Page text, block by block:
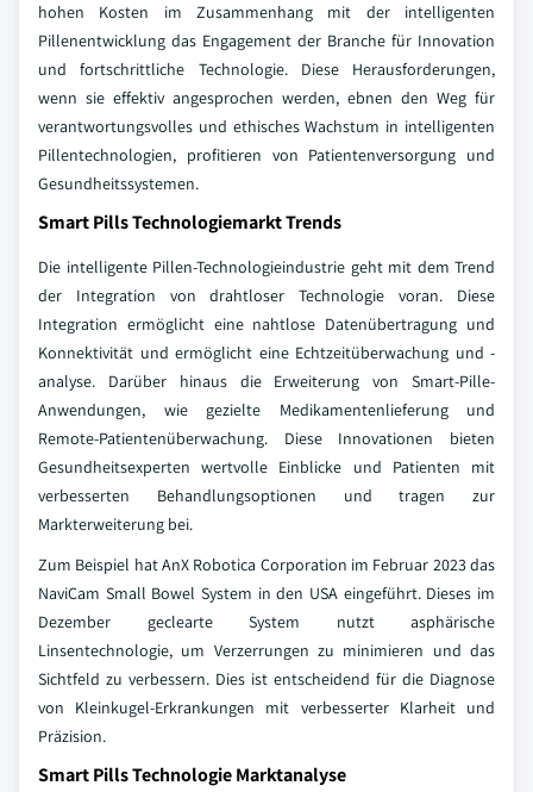
hohen Kosten im Zusammenhang mit der intelligenten
Pillenentwicklung das Engagement der Branche für Innovation
und fortschrittliche Technologie. Diese Herausforderungen,
wenn sie effektiv angesprochen werden, ebnen den Weg für
verantwortungsvolles und ethisches Wachstum in intelligenten
Pillentechnologien, profitieren von Patientenversorgung und
Gesundheitssystemen.
Smart Pills Technologiemarkt Trends
Die intelligente Pillen-Technologieindustrie geht mit dem Trend
der Integration von drahtloser Technologie voran. Diese
Integration ermöglicht eine nahtlose Datenübertragung und
Konnektivität und ermöglicht eine Echtzeitüberwachung und -
analyse. Darüber hinaus die Erweiterung von Smart-Pille-
Anwendungen, wie gezielte Medikamentenlieferung und
Remote-Patientenüberwachung. Diese Innovationen bieten
Gesundheitsexperten wertvolle Einblicke und Patienten mit
verbesserten Behandlungsoptionen und tragen zur
Markterweiterung bei.
Zum Beispiel hat AnX Robotica Corporation im Februar 2023 das
NaviCam Small Bowel System in den USA eingeführt. Dieses im
Dezember geclearte System nutzt asphärische
Linsentechnologie, um Verzerrungen zu minimieren und das
Sichtfeld zu verbessern. Dies ist entscheidend für die Diagnose
von Kleinkugel-Erkrankungen mit verbesserter Klarheit und
Präzision.
Smart Pills Technologie Marktanalyse